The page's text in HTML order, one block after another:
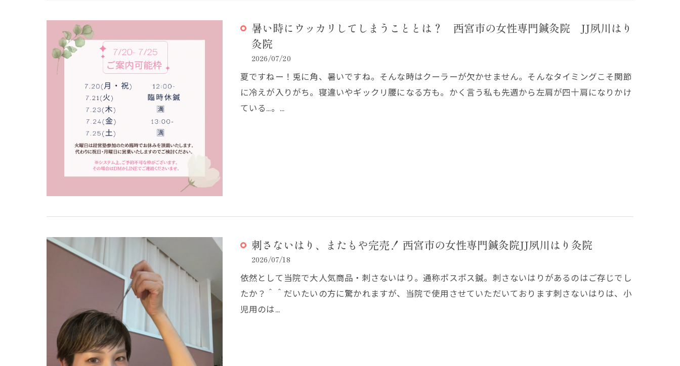
暑い時にウッカリしてしまうこととは？ 西宮市の女性専門鍼灸院 JJ夙川はり
灸院
2026/07/20
夏ですねー！兎に角、暑いですね。そんな時はクーラーが欠かせません。そんなタイミングこそ関節
に冷えが入りがち。寝違いやギックリ腰になる方も。かく言う私も先週から左肩が四十肩になりかけ
ている…。…
刺さないはり、またもや完売！ 西宮市の女性専門鍼灸院JJ夙川はり灸院
2026/07/18
依然として当院で大人気商品・刺さないはり。通称ポスポス鍼。刺さないはりがあるのはご存じでし
たか？＾＾だいたいの方に驚かれますが、当院で使用させていただいております刺さないはりは、小
児用のは…